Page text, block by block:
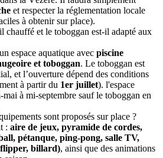
et respecter la réglementation locale
à obtenir sur place).
chauffé et le toboggan est-il adapté aux
espace aquatique avec piscine
et toboggan. Le toboggan est
et l’ouverture dépend des conditions
à partir du 1er juillet). l'espace
à mi-septembre sauf le toboggan en
sont proposés sur place ?
: aire de jeux, pyramide de cordes,
pétanque, ping-pong, salle TV,
billard), ainsi que des animations